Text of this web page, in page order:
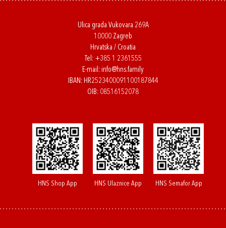
Ulica grada Vukovara 269A
10000 Zagreb
Hrvatska / Croatia
Tel: +385 1 2361555
E-mail: info@hns.family
IBAN: HR2523400091100187844
OIB: 08516152078
HNS Shop App HNS Ulaznice App HNS Semafor App